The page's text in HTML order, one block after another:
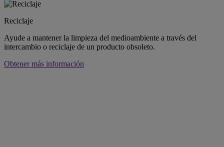
Reciclaje
Ayude a mantener la limpieza del medioambiente a través del
intercambio o reciclaje de un producto obsoleto.
Obtener más información